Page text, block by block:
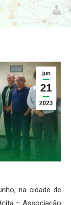
jun
21
2023
na cidade de
– Associação